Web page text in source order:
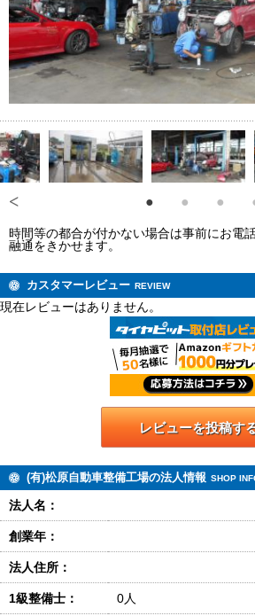
時間等の都合が付かない場合は事前にお電
融通をきかせます。
カスタマーレビュー REVIEW
現在レビューはありません。
レビューを投稿す
(有)松原自動車整備工場の法人情報 SHOP
法人名：
創業年：
法人住所：
1級整備士： 0人